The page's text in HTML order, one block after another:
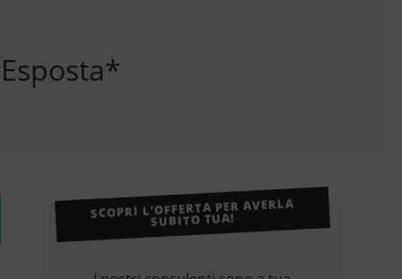
SCOPRI L’OFFERTA PER AVERLA
SUBITO TUA!